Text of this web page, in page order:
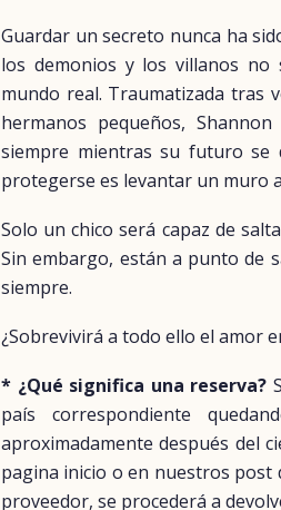
Guardar un secreto nunca ha
los demonios y los villanos no
mundo real. Traumatizada tras
hermanos pequeños,
siempre mientras su futuro se
protegerse es levantar un muro
Solo un chico será capaz de
Sin embargo, están a punto de
siempre.
¿Sobrevivirá a todo ello el amor
* ¿Qué significa una reserva?
país correspondiente
aproximadamente después del
pagina inicio o en nuestros post
proveedor, se procederá a